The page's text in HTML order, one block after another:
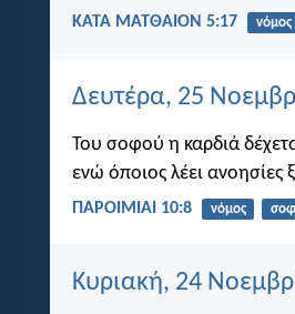
ΚΑΤΑ ΜΑΤΘΑΙΟΝ 5:17 νόμος
Δευτέρα, 25
Του σοφού η καρδιά
ενώ όποιος λέει ανοησίες
ΠΑΡΟΙΜΙΑΙ 10:8 νόμος
Κυριακή, 24